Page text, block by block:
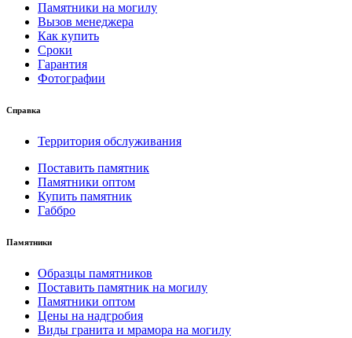
Памятники на могилу
Вызов менеджера
Как купить
Сроки
Гарантия
Фотографии
Справка
Территория обслуживания
Поставить памятник
Памятники оптом
Купить памятник
Габбро
Памятники
Образцы памятников
Поставить памятник на могилу
Памятники оптом
Цены на надгробия
Виды гранита и мрамора на могилу